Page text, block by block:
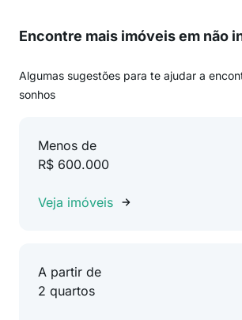
Encontre mais imóveis em não
Algumas sugestões para te ajudar a
sonhos
Menos de
R$ 600.000
Veja imóveis
A partir de
2 quartos